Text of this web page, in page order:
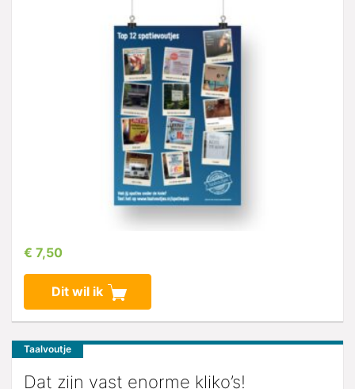
€ 7,50
Dit wil ik
Taalvoutje
Dat zijn vast enorme kliko’s!